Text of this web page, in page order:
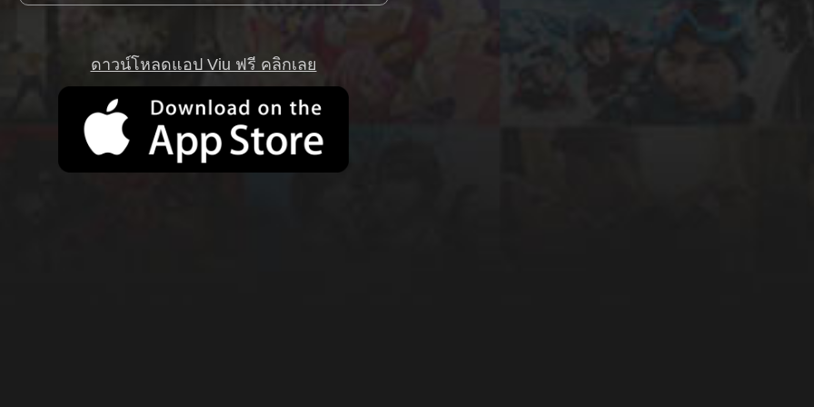
ดาวน์โหลดแอป Viu ฟรี คลิกเลย